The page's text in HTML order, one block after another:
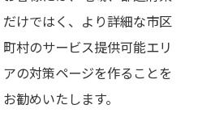
だけではく、より詳細な市区
町村のサービス提供可能エリ
アの対策ページを作ることを
お勧めいたします。